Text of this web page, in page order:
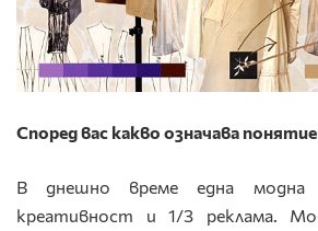
Според вас какво означава
В днешно време една модна
креативност и 1/3 реклама.